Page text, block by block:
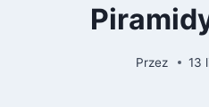
Przez 13